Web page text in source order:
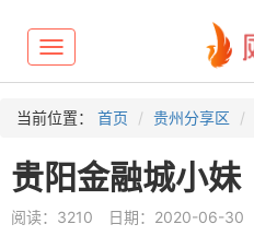
Toggle
navigation
当前位置： 首页 贵州分享区
贵阳金融城小妹
阅读：3210 日期：2020-06-30